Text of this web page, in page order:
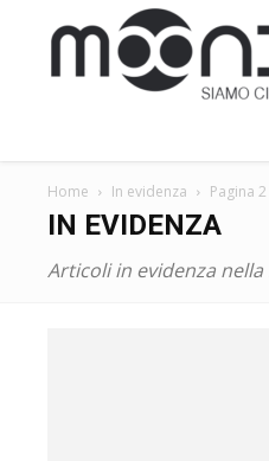
Home In evidenza Pagina 2
IN EVIDENZA
Articoli in evidenza